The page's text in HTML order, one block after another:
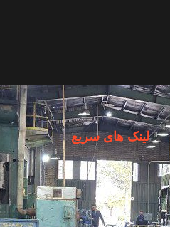
لینک های سریع
درباره ما
محصولات
پروژه‌ها